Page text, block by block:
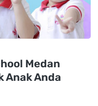
Medan
Anak Anda